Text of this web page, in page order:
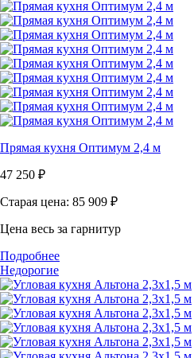
Прямая кухня Оптимум 2,4 м
47 250 ₽
Старая цена: 85 909 ₽
Цена весь за гарнитур
Подробнее
Недорогие